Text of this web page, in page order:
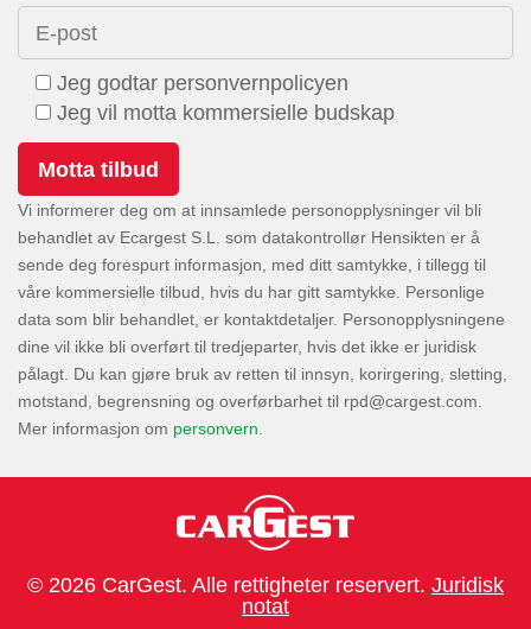
E-post
Jeg godtar personvernpolicyen
Jeg vil motta kommersielle budskap
Vi informerer deg om at innsamlede personopplysninger vil bli
behandlet av Ecargest S.L. som datakontrollør Hensikten er å
sende deg forespurt informasjon, med ditt samtykke, i tillegg til
våre kommersielle tilbud, hvis du har gitt samtykke. Personlige
data som blir behandlet, er kontaktdetaljer. Personopplysningene
dine vil ikke bli overført til tredjeparter, hvis det ikke er juridisk
pålagt. Du kan gjøre bruk av retten til innsyn, korirgering, sletting,
motstand, begrensning og overførbarhet til
Mer informasjon om personvern
© 2026 CarGest. Alle rettigheter reservert. Juridisk
notat